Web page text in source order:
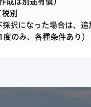
成は別途有償）
別
択になった場合は、追
のみ、各種条件あり）